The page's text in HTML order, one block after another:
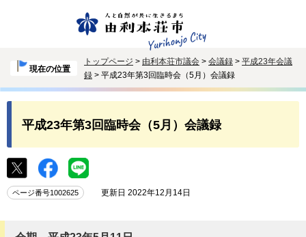
現在の位置
トップページ > 由利本荘市議会 > 会議録 > 平成23年会議
録 > 平成23年第3回臨時会（5月）会議録
平成23年第3回臨時会（5月）会議録
ページ番号1002625 更新日 2022年12月14日